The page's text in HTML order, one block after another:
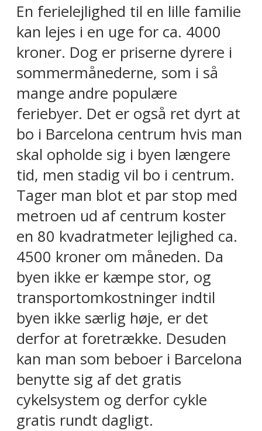
En ferielejlighed til en lille familie
kan lejes i en uge for ca. 4000
kroner. Dog er priserne dyrere i
sommermånederne, som i så
mange andre populære
feriebyer. Det er også ret dyrt at
bo i Barcelona centrum hvis man
skal opholde sig i byen længere
tid, men stadig vil bo i centrum.
Tager man blot et par stop med
metroen ud af centrum koster
en 80 kvadratmeter lejlighed ca.
4500 kroner om måneden. Da
byen ikke er kæmpe stor, og
transportomkostninger indtil
byen ikke særlig høje, er det
derfor at foretrække. Desuden
kan man som beboer i Barcelona
benytte sig af det gratis
cykelsystem og derfor cykle
gratis rundt dagligt.